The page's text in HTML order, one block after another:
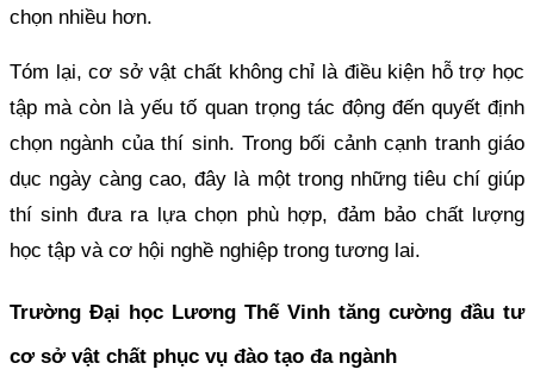
chọn nhiều hơn.
Tóm lại, cơ sở vật chất không chỉ là điều kiện hỗ trợ học
tập mà còn là yếu tố quan trọng tác động đến quyết định
chọn ngành của thí sinh. Trong bối cảnh cạnh tranh giáo
dục ngày càng cao, đây là một trong những tiêu chí giúp
thí sinh đưa ra lựa chọn phù hợp, đảm bảo chất lượng
học tập và cơ hội nghề nghiệp trong tương lai.
Trường Đại học Lương Thế Vinh tăng cường đầu tư
cơ sở vật chất phục vụ đào tạo đa ngành